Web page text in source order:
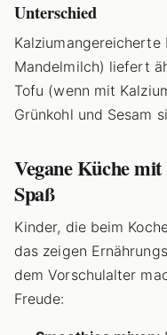
Unterschied
Kalziumangereicherte
Mandelmilch) liefert
Tofu (wenn mit
Grünkohl und Sesam
Vegane Küche
Spaß
Kinder, die beim
das zeigen
dem Vorschulalter
Freude: